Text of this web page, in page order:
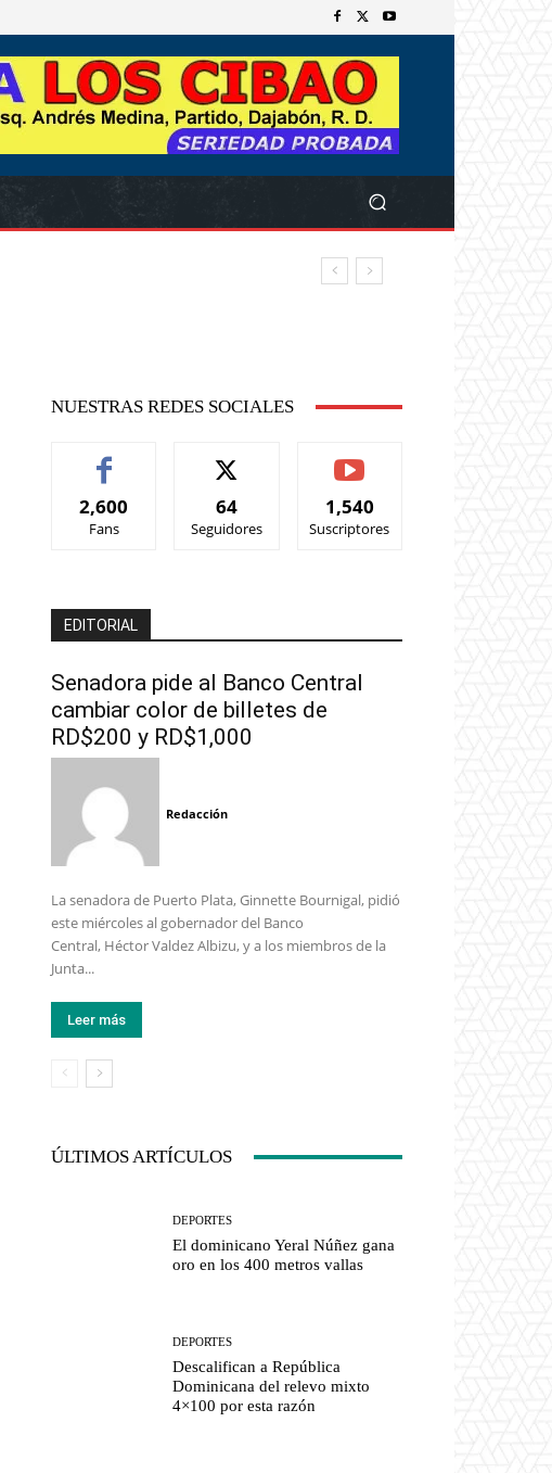
NUESTRAS REDES SOCIALES
2,600
Fans
64
Seguidores
1,540
Suscriptores
EDITORIAL
Senadora pide al Banco Central
cambiar color de billetes de
RD$200 y RD$1,000
Redacción
La senadora de Puerto Plata, Ginnette Bournigal, pidió
este miércoles al gobernador del Banco
Central, Héctor Valdez Albizu, y a los miembros de la
Junta...
Leer más
ÚLTIMOS ARTÍCULOS
DEPORTES
El dominicano Yeral Núñez gana
oro en los 400 metros vallas
DEPORTES
Descalifican a República
Dominicana del relevo mixto
4×100 por esta razón